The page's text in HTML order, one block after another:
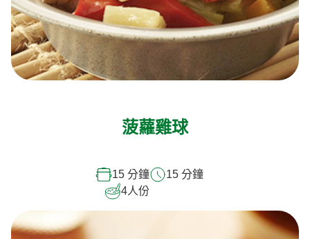
菠蘿雞球
15 分鐘
15 分鐘
4人份